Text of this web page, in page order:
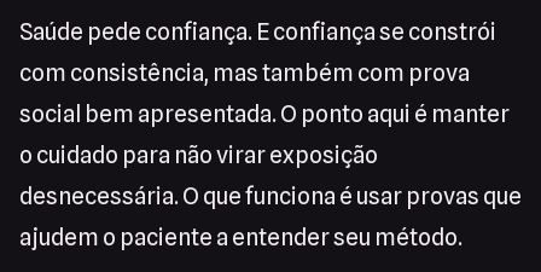
Saúde pede confiança. E confiança se constrói
com consistência, mas também com prova
social bem apresentada. O ponto aqui é manter
o cuidado para não virar exposição
desnecessária. O que funciona é usar provas que
ajudem o paciente a entender seu método.